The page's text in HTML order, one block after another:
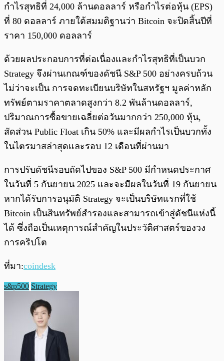
กำไรสุทธิที่ 24,000 ล้านดอลลาร์ หรือกำไรต่อหุ้น (EPS)
ที่ 80 ดอลลาร์ ภายใต้สมมติฐานว่า Bitcoin จะปิดสิ้นปีที่
ราคา 150,000 ดอลลาร์
ด้วยผลประกอบการที่ต่อเนื่องและกำไรสุทธิที่เป็นบวก
Strategy จึงผ่านเกณฑ์ของดัชนี S&P 500 อย่างครบถ้วน
ไม่ว่าจะเป็น การจดทะเบียนบริษัทในสหรัฐฯ มูลค่าหลัก
ทรัพย์ตามราคาตลาดสูงกว่า 8.2 พันล้านดอลลาร์,
ปริมาณการซื้อขายเฉลี่ยต่อวันมากกว่า 250,000 หุ้น,
สัดส่วน Public Float เกิน 50% และมีผลกำไรเป็นบวกทั้ง
ในไตรมาสล่าสุดและรอบ 12 เดือนที่ผ่านมา
การปรับดัชนีรอบถัดไปของ S&P 500 มีกำหนดประกาศ
ในวันที่ 5 กันยายน 2025 และจะมีผลในวันที่ 19 กันยายน
หากได้รับการอนุมัติ Strategy จะเป็นบริษัทแรกที่ใช้
Bitcoin เป็นสินทรัพย์สำรองและสามารถเข้าสู่ดัชนีแห่งนี้
ได้ ซึ่งถือเป็นเหตุการณ์สำคัญในประวัติศาสตร์ของวง
การคริปโต
ที่มา:coindesk
s&p500 Strategy